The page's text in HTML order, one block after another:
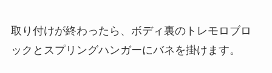
取り付けが終わったら、ボディ裏のトレモロブロ
ックとスプリングハンガーにバネを掛けます。